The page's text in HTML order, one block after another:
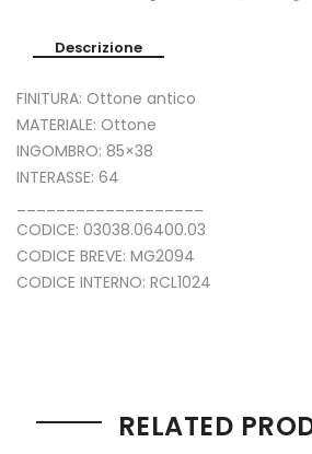
Descrizione
FINITURA: Ottone antico
MATERIALE: Ottone
INGOMBRO: 85×38
INTERASSE: 64
CODICE: 03038.06400.03
CODICE BREVE: MG2094
CODICE INTERNO: RCL1024
RELATED